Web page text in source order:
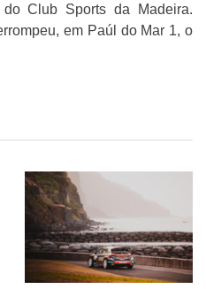
Club Sports da Madeira.
em Paúl do Mar 1, o